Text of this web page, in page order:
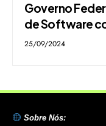
Governo
de Software
25/09/2024
Sobre Nós: